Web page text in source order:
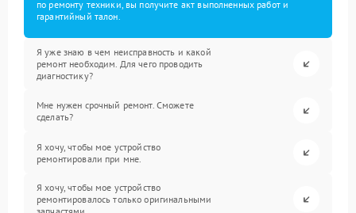
по ремонту техники, вы получите акт выполненных работ и
гарантийный талон.
Я уже знаю в чем неисправность и какой
ремонт необходим. Для чего проводить
диагностику?
Мне нужен срочный ремонт. Сможете
сделать?
Я хочу, чтобы мое устройство
ремонтировали при мне.
Я хочу, чтобы мое устройство
ремонтировалось только оригинальными